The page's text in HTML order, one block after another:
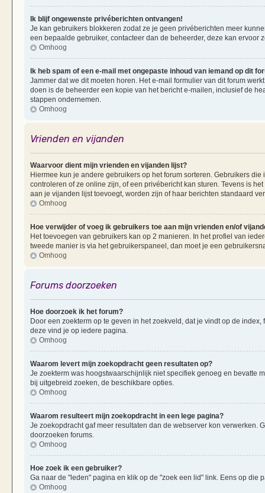
Ik blijf ongewenste privéberichten ontvangen!
Je kan gebruikers blokkeren zodat ze je geen privéberichten meer
een bepaalde gebruiker, contacteer dan de beheerder, deze kan ervoor
Omhoog
Ik heb spam of een e-mail met ongepaste inhoud van iemand op dit
Jammer dat we dit moeten horen. Het e-mail formulier van dit forum
doen is de beheerder een kopie van het bericht e-mailen, inclusief de
stappen ondernemen.
Omhoog
Vrienden en vijanden
Waarvoor dient mijn vrienden en vijanden lijst?
Hiermee kun je andere gebruikers op het forum sorteren. Gebruikers
controleren of ze online zijn, of een privébericht kan sturen. Tevens is
aan je vijanden lijst toevoegt, worden zijn of haar berichten standaard
Omhoog
Hoe verwijder of voeg ik gebruikers toe aan mijn vrienden en/of
Het toevoegen van gebruikers kan op 2 manieren. In het profiel van
tweede manier is via het gebruikerspaneel, dan moet je een
Omhoog
Forums doorzoeken
Hoe doorzoek ik het forum?
Door een zoekterm op te geven in het zoekveld, dat je vindt op de
deze vind je op iedere pagina.
Omhoog
Waarom levert mijn zoekopdracht geen resultaten op?
Je zoekterm was hoogstwaarschijnlijk niet specifiek genoeg en bevatte
bij uitgebreid zoeken, de beschikbare opties.
Omhoog
Waarom resulteert mijn zoekopdracht in een lege pagina?
Je zoekopdracht gaf meer resultaten dan de webserver kon verwerken.
doorzoeken forums.
Omhoog
Hoe zoek ik een gebruiker?
Ga naar de "leden" pagina en klik op de "zoek een lid" link. Eens op die
Omhoog